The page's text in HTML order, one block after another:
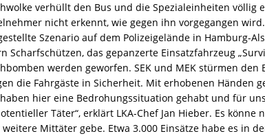
verhüllt den Bus und die Spezialeinheiten völlig
nicht erkennt, wie gegen ihn vorgegangen wird.
Szenario auf dem Polizeigelände in Hamburg-
Scharfschützen, das gepanzerte Einsatzfahrzeug
werden geworfen. SEK und MEK stürmen
die Fahrgäste in Sicherheit. Mit erhobenen Händen
hier eine Bedrohungssituation gehabt und für
Täter“, erklärt LKA-Chef Jan Hieber. Es könne
weitere Mittäter gebe. Etwa 3.000 Einsätze habe es in